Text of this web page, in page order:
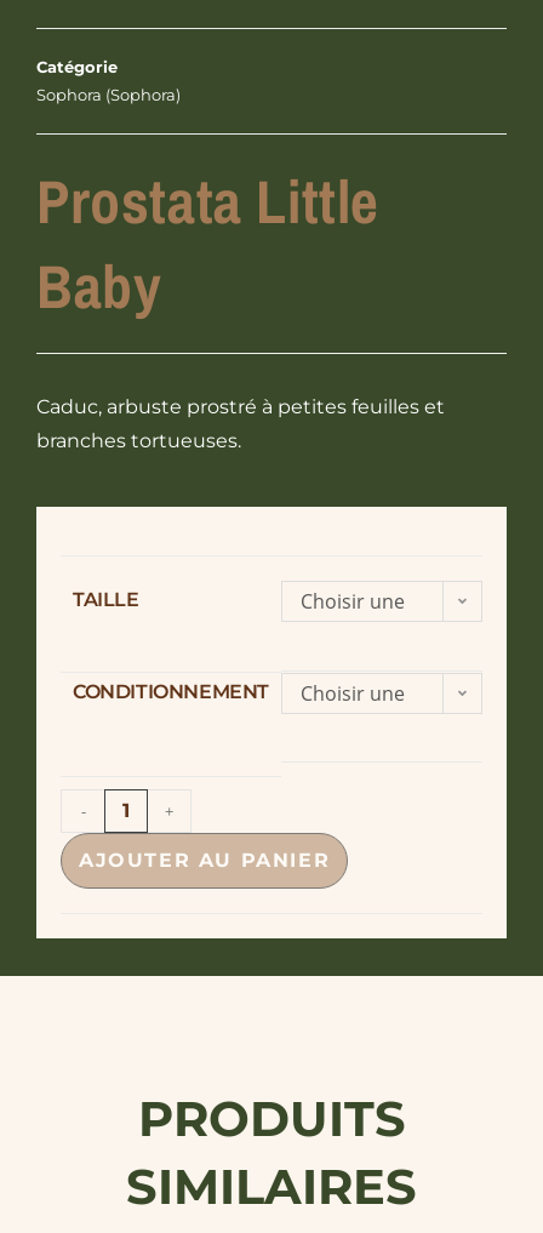
Catégorie
Sophora (Sophora)
Prostata Little
Baby
Caduc, arbuste prostré à petites feuilles et
branches tortueuses.
TAILLE
Choisir une
CONDITIONNEMENT
Choisir une
- +
AJOUTER AU PANIER
PRODUITS
SIMILAIRES